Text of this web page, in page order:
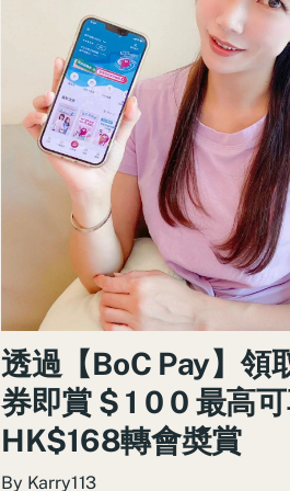
透過【BoC Pay】領
券即賞 $ 1 0 0 最高
HK$168轉會奬賞
By Karry113